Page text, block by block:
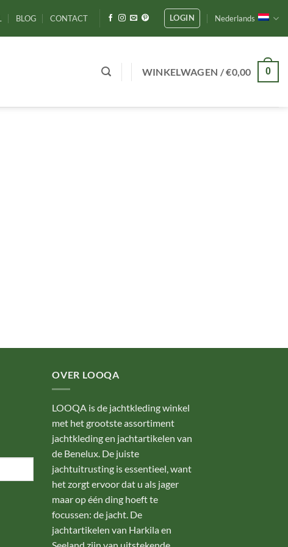
BLOG CONTACT LOGIN Nederlands
WINKELWAGEN /€0,00 0
OVER LOOQA
LOOQA is de jachtkleding winkel
met het grootste assortiment
jachtkleding en jachtartikelen van
de Benelux. De juiste
jachtuitrusting is essentieel, want
het zorgt ervoor dat u als jager
maar op één ding hoeft te
focussen: de jacht. De
jachtartikelen van Harkila en